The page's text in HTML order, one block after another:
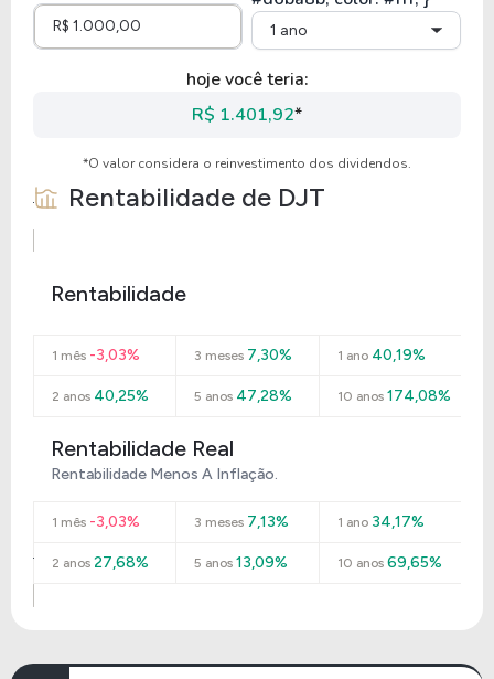
1 ano
hoje você teria:
R$ 1.401,92*
*O valor considera o reinvestimento dos dividendos.
Rentabilidade de DJT
Rentabilidade
1 mês -3,03% 3 meses 7,30% 1 ano40,19%
2 anos 40,25% 5 anos 47,28% 10 anos174,08%
Rentabilidade Real
Rentabilidade Menos A Inflação.
1 mês -3,03% 3 meses 7,13% 1 ano34,17%
2 anos 27,68% 5 anos 13,09% 10 anos69,65%